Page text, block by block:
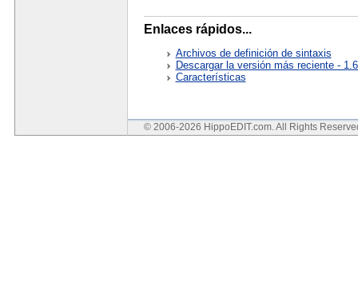
Enlaces rápidos...
Archivos de definición de sintaxis
Descargar la versión más reciente -
Características
© 2006-2026 HippoEDIT.com. All Rights